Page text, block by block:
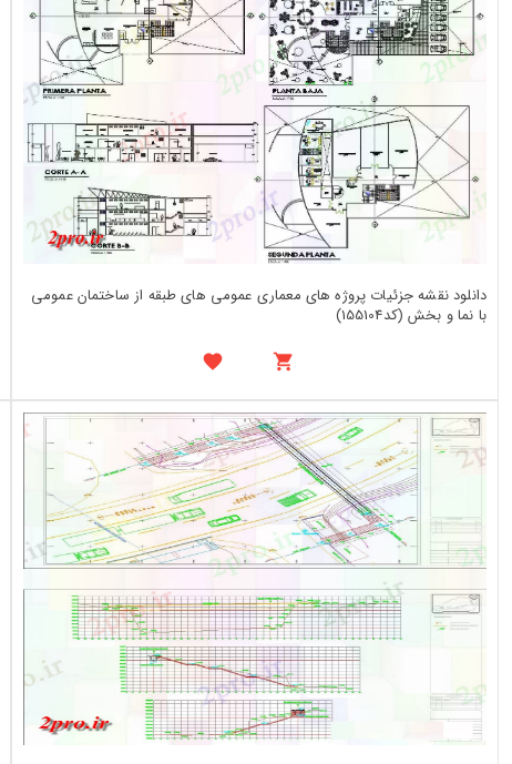
دانلود نقشه جزئیات پروژه های معماری عمومی های طبقه از ساختمان عمومی
با نما و بخش (کد155104)